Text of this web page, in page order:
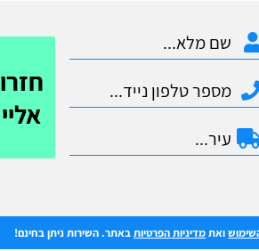
חזרו
אליי
ואתמדיניות הפרטיותבאתר. השירות ניתן בחינם!